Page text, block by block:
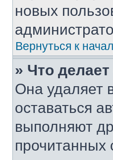
новых
Вернуться к
» Что
Она удаляет
оставаться
выполняют
прочитанных